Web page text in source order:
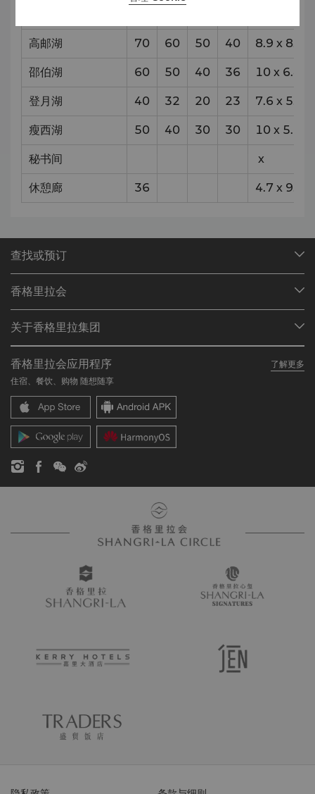
高邮湖 70 60 50 40 8.9 x 8.3
邵伯湖 60 50 40 36 10 x 6.4
登月湖 40 32 20 23 7.6 x 5.6
瘦西湖 50 40 30 30 10 x 5.9
秘书间 x
休憩廊 36 4.7 x 9.5
查找或预订
查找预订
餐厅与酒吧
香格里拉会
加入香格里拉会
常见问题
联络我们
关于香格里拉集团
我们的酒店品牌
香格里拉中心
香格里拉公寓
联系方式
职业发展
企业社会责任
新闻稿
香格里拉会应用程序
了解更多
住宿、餐饮、购物 随想随享